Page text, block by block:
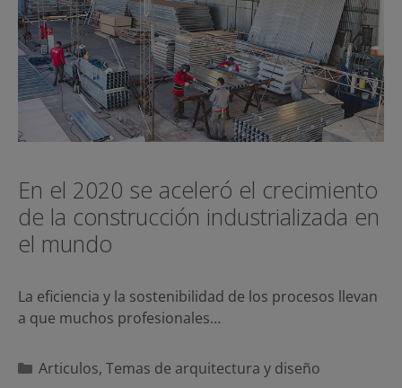
En el 2020 se aceleró el crecimiento
de la construcción industrializada en
el mundo
La eficiencia y la sostenibilidad de los procesos llevan
a que muchos profesionales…
Categorías
Articulos, Temas de arquitectura y diseño